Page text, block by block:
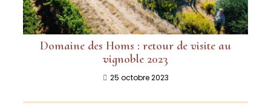
Domaine des Homs : retour de visite au
vignoble 2023
25 octobre 2023